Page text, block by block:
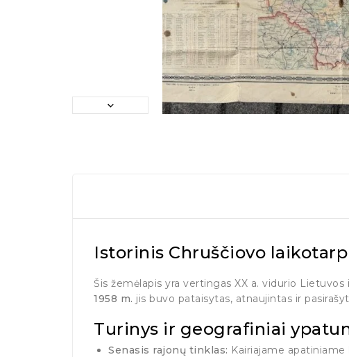
Istorinis Chruščiovo
Šis žemėlapis yra vertingas XX a. vidurio
1958 m. jis buvo pataisytas, atnaujintas ir
Turinys ir geografiniai
Senasis rajonų tinklas: Kairiajame